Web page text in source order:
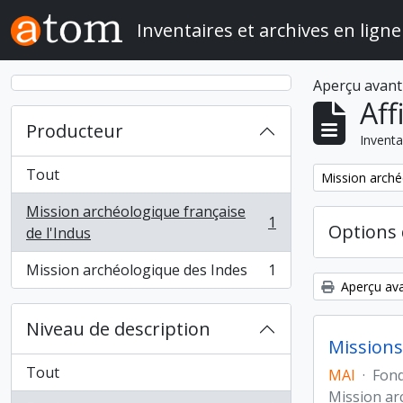
Skip to main content
Inventaires et archives en ligne
Producteur
Tout
Mission archéologique française
de l'Indus
, 1 résultats 1
Mission archéologique des Indes
, 1 résultats 1
Niveau de description
Tout
Aperçu
Remove filter:
Mission
Options
Aperçu
MAI ·
Mission